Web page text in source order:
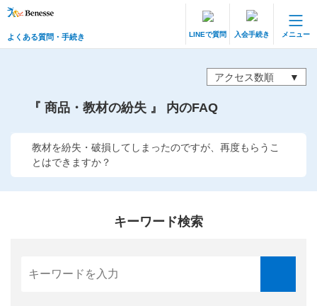
よくある質問・手続き LINEで質問 入会手続き メニュー
登録情報の変更・各種お手続き
会員ページへログイン
お客様サポート(手続き・照会)
よくある質問・お問い合わせ
カテゴリーから探す
アクセス数順
『 商品・教材の紛失 』 内のFAQ
教材を紛失・破損してしまったのですが、再度もらうこ
とはできますか？
キーワード検索